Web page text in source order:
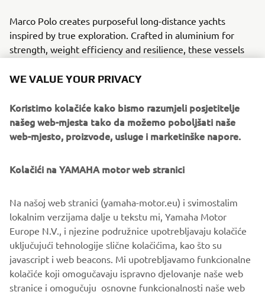
Marco Polo creates purposeful long-distance yachts
inspired by true exploration. Crafted in aluminium for
strength, weight efficiency and resilience, these vessels
conventional cruising map. Their design blends rugged
Aimed at adventurers, liveaboard couples and long-range
cruisers, Marco Polo yachts specialise in endurance,
autonomy and intelligent layouts designed for weeks or
crossing ocean passages, they deliver a rare combination
of capability, security and understated style.
MARCO POLO OFFICIAL WEBSITE
WE VALUE YOUR PRIVACY
Koristimo kolačiće kako bismo razumjeli posjetitelje
našeg web-mjesta tako da možemo poboljšati naše
web-mjesto, proizvode, usluge i marketinške napore.
Kolačići na YAMAHA motor web stranici
Na našoj web stranici (yamaha-motor.eu) i svimostalim
lokalnim verzijama dalje u tekstu mi, Yamaha Motor
Europe N.V., i njezine podružnice upotrebljavaju kolačiće
uključujući tehnologije slične kolačićima, kao što su
javascript i web beacons. Mi upotrebljavamo funkcionalne
kolačiće koji omogučavaju ispravno djelovanje naše web
stranice i omogučuju osnovne funkcionalnosti naše web